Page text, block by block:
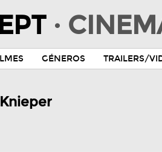
·
GÉNEROS TRAILERS/